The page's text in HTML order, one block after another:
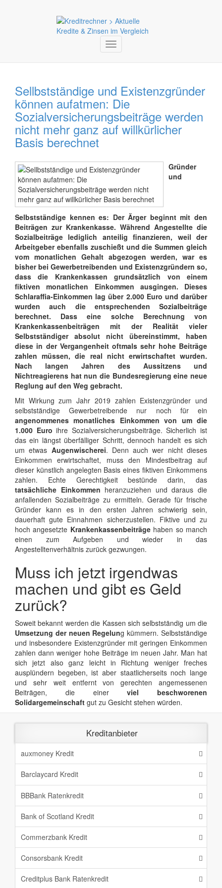
Toggle
navigation
Sellbstständige und Existenzgründer
können aufatmen: Die
Sozialversicherungsbeiträge werden
nicht mehr ganz auf willkürlicher
Basis berechnet
Gründer
und
Selbstständige kennen es: Der Ärger beginnt mit den
Beiträgen zur Krankenkasse. Während Angestellte die
Sozialbeiträge lediglich anteilig finanzieren, weil der
Arbeitgeber ebenfalls zuschießt und die Summen gleich
vom monatlichen Gehalt abgezogen werden, war es
bisher bei Gewerbetreibenden und Existenzgründern so,
dass die Krankenkassen grundsätzlich von einem
fiktiven monatlichen Einkommen ausgingen. Dieses
Schlaraffia-Einkommen lag über 2.000 Euro und darüber
wurden auch die entsprechenden Sozialbeiträge
berechnet. Dass eine solche Berechnung von
Krankenkassenbeiträgen mit der Realität vieler
Selbstständiger absolut nicht übereinstimmt, haben
diese in der Vergangenheit oftmals sehr hohe Beiträge
zahlen müssen, die real nicht erwirtschaftet wurden.
Nach langen Jahren des Aussitzens und
Nichtreagierens hat nun die Bundesregierung eine neue
Reglung auf den Weg gebracht.
Mit Wirkung zum Jahr 2019 zahlen Existenzgründer und
selbstständige Gewerbetreibende nur noch für ein
angenommenes monatliches Einkommen von um die
1.000 Euro ihre Sozialversicherungsbeiträge. Sicherlich ist
das ein längst überfälliger Schritt, dennoch handelt es sich
um etwas Augenwischerei. Denn auch wer nicht dieses
Einkommen erwirtschaftet, muss den Mindestbeitrag auf
dieser künstlich angelegten Basis eines fiktiven Einkommens
zahlen. Echte Gerechtigkeit bestünde darin, das
tatsächliche Einkommen heranzuziehen und daraus die
anfallenden Sozialbeiträge zu ermitteln. Gerade für frische
Gründer kann es in den ersten Jahren schwierig sein,
dauerhaft gute Einnahmen sicherzustellen. Fiktive und zu
hoch angesetzte Krankenkassenbeiträgehaben so manch
einen zum Aufgeben und wieder in das
Angestelltenverhältnis zurück gezwungen.
Muss ich jetzt irgendwas
machen und gibt es Geld
zurück?
Soweit bekannt werden die Kassen sich selbstständig um die
Umsetzung der neuen Regelung kümmern. Selbstständige
und insbesondere Existenzgründer mit geringen Einkommen
zahlen dann weniger hohe Beiträge im neuen Jahr. Man hat
sich jetzt also ganz leicht in Richtung weniger freches
ausplündern begeben, ist aber staatlicherseits noch lange
und sehr weit entfernt von gerechten angemessenen
Beiträgen, die einerviel beschworenen
Solidargemeinschaft gut zu Gesicht stehen würden.
Kreditanbieter
auxmoney Kredit
Barclaycard Kredit
BBBank Ratenkredit
Bank of Scotland Kredit
Commerzbank Kredit
Consorsbank Kredit
Creditplus Bank Ratenkredit